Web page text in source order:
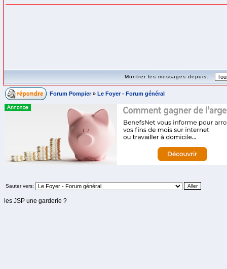
Montrer les messages depuis:
Forum Pompier » Le Foyer - Forum général
Sauter vers:
les JSP une garderie ?